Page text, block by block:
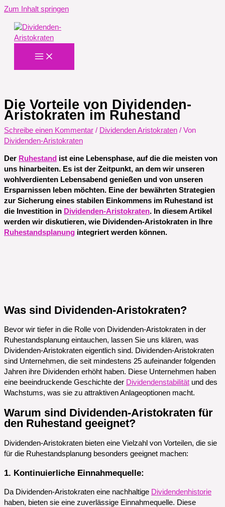
Zum Inhalt springen
Die Vorteile von Dividenden-
Aristokraten im Ruhestand
Schreibe einen Kommentar / Dividenden Aristokraten / Von
Dividenden-Aristokraten
Der Ruhestand ist eine Lebensphase, auf die die meisten von
uns hinarbeiten. Es ist der Zeitpunkt, an dem wir unseren
wohlverdienten Lebensabend genießen und von unseren
Ersparnissen leben möchten. Eine der bewährten Strategien
zur Sicherung eines stabilen Einkommens im Ruhestand ist
die Investition in Dividenden-Aristokraten. In diesem Artikel
werden wir diskutieren, wie Dividenden-Aristokraten in Ihre
Ruhestandsplanung integriert werden können.
Was sind Dividenden-Aristokraten?
Bevor wir tiefer in die Rolle von Dividenden-Aristokraten in der
Ruhestandsplanung eintauchen, lassen Sie uns klären, was
Dividenden-Aristokraten eigentlich sind. Dividenden-Aristokraten
sind Unternehmen, die seit mindestens 25 aufeinander folgenden
Jahren ihre Dividenden erhöht haben. Diese Unternehmen haben
eine beeindruckende Geschichte der Dividendenstabilität und des
Wachstums, was sie zu attraktiven Anlageoptionen macht.
Warum sind Dividenden-Aristokraten für
den Ruhestand geeignet?
Dividenden-Aristokraten bieten eine Vielzahl von Vorteilen, die sie
für die Ruhestandsplanung besonders geeignet machen:
1. Kontinuierliche Einnahmequelle:
Da Dividenden-Aristokraten eine nachhaltige Dividendenhistorie
haben, bieten sie eine zuverlässige Einnahmequelle. Diese